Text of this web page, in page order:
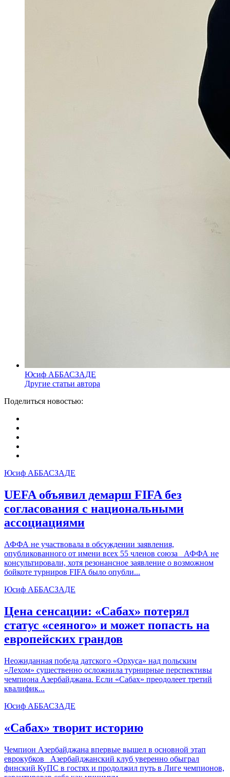
Юсиф АББАСЗАДЕ
Другие статьи автора
Поделиться новостью:
Юсиф АББАСЗАДЕ
UEFA объявил демарш FIFA без
согласования с национальными
ассоциациями
АФФА не участвовала в обсуждении заявления,
опубликованного от имени всех 55 членов союза АФФА не
консультировали, хотя резонансное заявление о возможном
бойкоте турниров FIFA было опубли...
Юсиф АББАСЗАДЕ
Цена сенсации: «Сабах» потерял
статус «сеяного» и может попасть на
европейских грандов
Неожиданная победа датского «Орхуса» над польским
«Лехом» существенно осложнила турнирные перспективы
чемпиона Азербайджана. Если «Сабах» преодолеет третий
квалифик...
Юсиф АББАСЗАДЕ
«Сабах» творит историю
Чемпион Азербайджана впервые вышел в основной этап
еврокубков Азербайджанский клуб уверенно обыграл
финский КуПС в гостях и продолжил путь в Лиге чемпионов,